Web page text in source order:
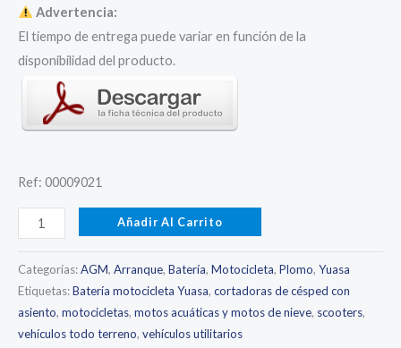
Advertencia:
El tiempo de entrega puede variar en función de la
disponibilidad del producto.
Ref: 00009021
Batería
motocicleta
de
Alto
rendimiento
YUASA
Añadir Al Carrito
Categorías:AGM, Arranque, Batería, Motocicleta, Plomo, Yuasa
Etiquetas:Batería motocicleta Yuasa, cortadoras de césped con
asiento, motocicletas, motos acuáticas y motos de nieve, scooters,
vehículos todo terreno, vehículos utilitarios